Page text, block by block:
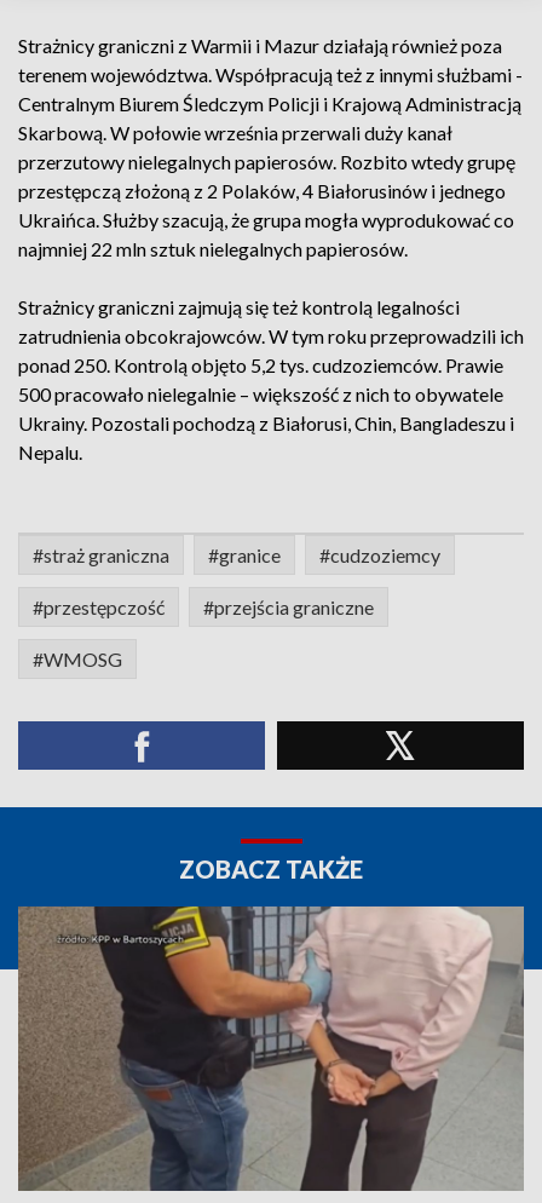
Strażnicy graniczni z Warmii i Mazur działają również poza
terenem województwa. Współpracują też z innymi służbami -
Centralnym Biurem Śledczym Policji i Krajową Administracją
Skarbową. W połowie września przerwali duży kanał
przerzutowy nielegalnych papierosów. Rozbito wtedy grupę
przestępczą złożoną z 2 Polaków, 4 Białorusinów i jednego
Ukraińca. Służby szacują, że grupa mogła wyprodukować co
najmniej 22 mln sztuk nielegalnych papierosów.
Strażnicy graniczni zajmują się też kontrolą legalności
zatrudnienia obcokrajowców. W tym roku przeprowadzili ich
ponad 250. Kontrolą objęto 5,2 tys. cudzoziemców. Prawie
500 pracowało nielegalnie – większość z nich to obywatele
Ukrainy. Pozostali pochodzą z Białorusi, Chin, Bangladeszu i
Nepalu.
#straż graniczna #granice #cudzoziemcy
#przestępczość #przejścia graniczne
#WMOSG
ZOBACZ TAKŻE